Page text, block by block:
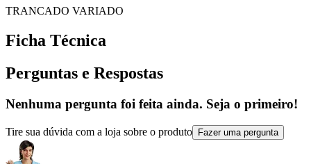
TRANCADO VARIADO
Ficha Técnica
Perguntas e Respostas
Nenhuma pergunta foi feita ainda. Seja o primeiro!
Tire sua dúvida com a loja sobre o produto Fazer uma pergunta